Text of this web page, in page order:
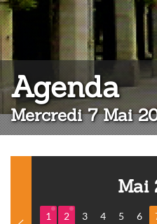
Agenda:
Mercredi 7 Mai
Mai
1 2 3 4 5 6